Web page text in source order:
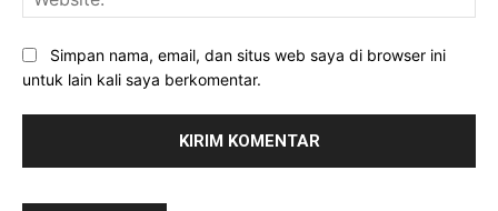
Simpan nama, email, dan situs web saya di browser ini
untuk lain kali saya berkomentar.